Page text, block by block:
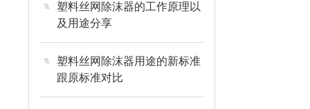
塑料丝网除沫器的工作原理以
及用途分享
塑料丝网除沫器用途的新标准
跟原标准对比